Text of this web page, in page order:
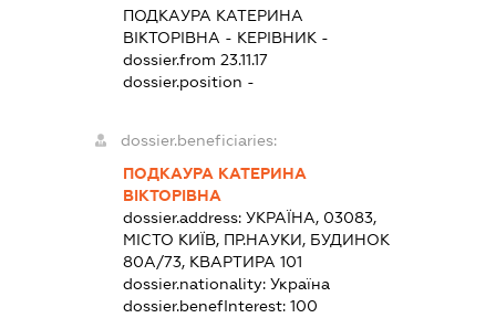
ПОДКАУРА КАТЕРИНА
ВІКТОРІВНА - КЕРІВНИК -
dossier.from 23.11.17
dossier.position -
dossier.beneficiaries:
ПОДКАУРА КАТЕРИНА
ВІКТОРІВНА
dossier.address:УКРАЇНА, 03083,
МІСТО КИЇВ, ПР.НАУКИ, БУДИНОК
80А/73, КВАРТИРА 101
dossier.nationality:Україна
dossier.benefInterest:100